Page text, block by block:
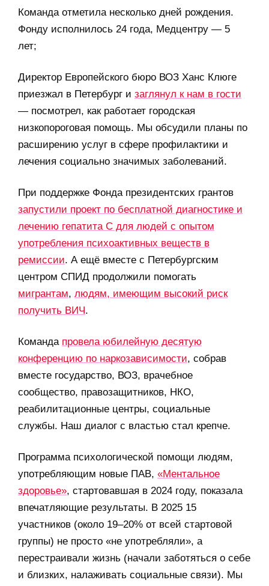
Команда отметила несколько дней рождения.
Фонду исполнилось 24 года, Медцентру — 5
лет;
Директор Европейского бюро ВОЗ Ханс Клюге
приезжал в Петербург и заглянул к нам в гости
— посмотрел, как работает городская
низкопороговая помощь. Мы обсудили планы по
расширению услуг в сфере профилактики и
лечения социально значимых заболеваний.
При поддержке Фонда президентских грантов
запустили проект по бесплатной диагностике и
лечению гепатита С для людей с опытом
употребления психоактивных веществ в
ремиссии. А ещё вместе с Петербургским
центром СПИД продолжили помогать
мигрантам, людям, имеющим высокий риск
получить ВИЧ.
Команда провела юбилейную десятую
конференцию по наркозависимости, собрав
вместе государство, ВОЗ, врачебное
сообщество, правозащитников, НКО,
реабилитационные центры, социальные
службы. Наш диалог с властью стал крепче.
Программа психологической помощи людям,
употребляющим новые ПАВ, «Ментальное
здоровье», стартовавшая в 2024 году, показала
впечатляющие результаты. В 2025 15
участников (около 19–20% от всей стартовой
группы) не просто «не употребляли», а
перестраивали жизнь (начали заботяться о себе
и близких, налаживать социальные связи). Мы